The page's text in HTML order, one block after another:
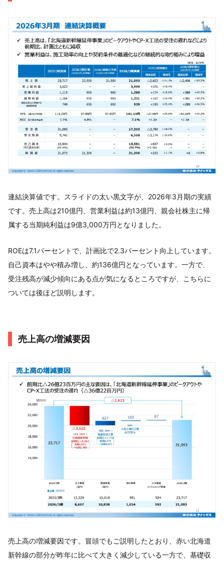
連結決算値です。スライドの太い黒文字が、2026年3月期の実績
です。売上高は210億円、営業利益は約13億円、親会社株主に帰
属する当期純利益は9億3,000万円となりました。
ROEは7.1パーセントで、計画比で2.3パーセント向上しています。
自己資本はやや積み増し、約136億円となっています。一方で、
受注残高が減少傾向にある点が気になるところですが、こちらに
ついては後ほど説明します。
売上高の増減要因
売上高の増減要因です。冒頭でもご説明したとおり、赤い北海道
新幹線の部分が昨年に比べて大きく減少している一方で、基礎収